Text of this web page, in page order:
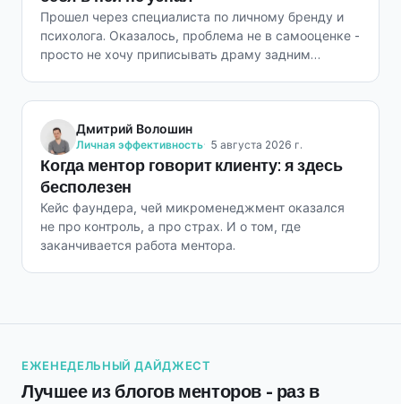
Прошел через специалиста по личному бренду и
психолога. Оказалось, проблема не в самооценке -
просто не хочу приписывать драму задним
Дмитрий Волошин
Личная эффективность 5 августа 2026 г.
Когда ментор говорит клиенту: я здесь
бесполезен
Кейс фаундера, чей микроменеджмент оказался
не про контроль, а про страх. И о том, где
заканчивается работа ментора.
ЕЖЕНЕДЕЛЬНЫЙ ДАЙДЖЕСТ
Лучшее из блогов менторов - раз в